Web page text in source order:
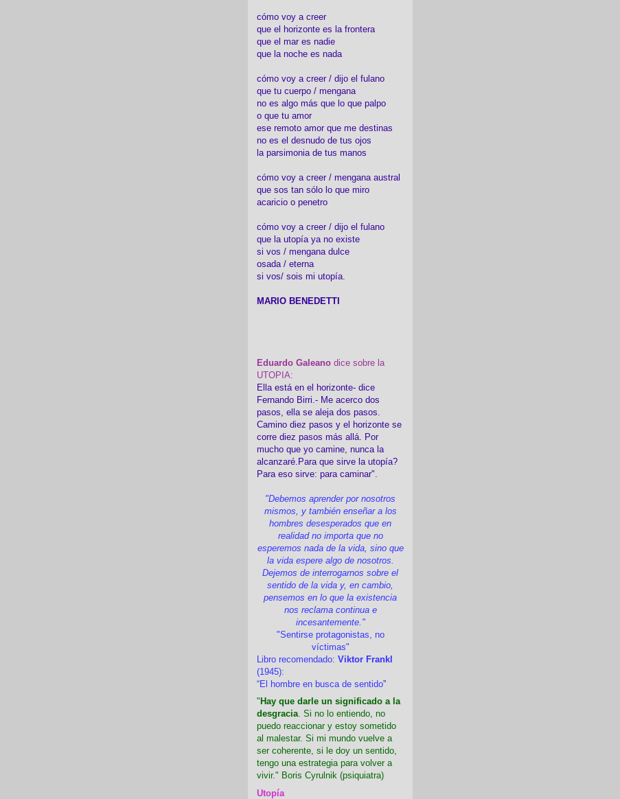
cómo voy a creer
que el horizonte es la frontera
que el mar es nadie
que la noche es nada
cómo voy a creer / dijo el fulano
que tu cuerpo / mengana
no es algo más que lo que palpo
o que tu amor
ese remoto amor que me destinas
no es el desnudo de tus ojos
la parsimonia de tus manos
cómo voy a creer / mengana austral
que sos tan sólo lo que miro
acaricio o penetro
cómo voy a creer / dijo el fulano
que la utopía ya no existe
si vos / mengana dulce
osada / eterna
si vos/ sois mi utopía.
MARIO BENEDETTI
Eduardo Galeano dice sobre la
UTOPIA:
Ella está en el horizonte- dice
Fernando Birri.- Me acerco dos
pasos, ella se aleja dos pasos.
Camino diez pasos y el horizonte se
corre diez pasos más allá. Por
mucho que yo camine, nunca la
alcanzaré.Para que sirve la utopía?
Para eso sirve: para caminar".
"Debemos aprender por nosotros
mismos, y también enseñar a los
hombres desesperados que en
realidad no importa que no
esperemos nada de la vida, sino que
la vida espere algo de nosotros.
Dejemos de interrogarnos sobre el
sentido de la vida y, en cambio,
pensemos en lo que la existencia
nos reclama continua e
incesantemente."
"Sentirse protagonistas, no
víctimas"
Libro recomendado: Viktor Frankl
(1945):
“El hombre en busca de sentido”
" Hay que darle un significado a la
desgracia. Si no lo entiendo, no
puedo reaccionar y estoy sometido
al malestar. Si mi mundo vuelve a
ser coherente, si le doy un sentido,
tengo una estrategia para volver a
vivir." Boris Cyrulnik (psiquiatra)
Utopía